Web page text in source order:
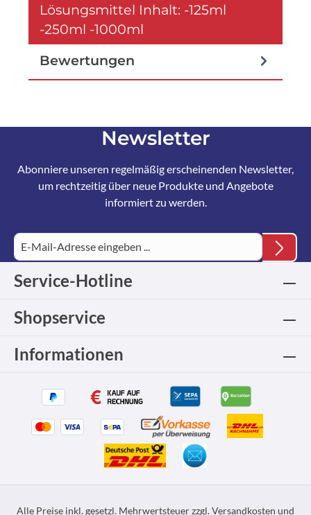
Lösungsmittel Inhalt: -125ml
-250ml -1000ml
Bewertungen
Newsletter
Abonniere unseren regelmäßig erscheinenden Newsletter,
um rechtzeitig über neue Produkte und Angebote
informiert zu werden.
Service-Hotline
Shopservice
Informationen
Alle Preise inkl. gesetzl. Mehrwertsteuer zzgl.Versandkosten und